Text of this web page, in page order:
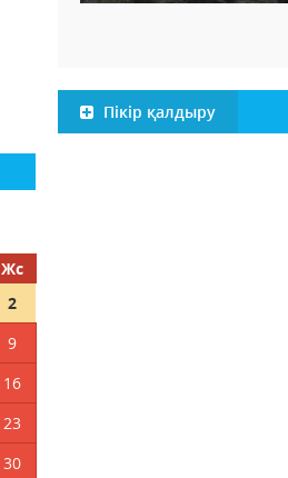
Жс
2
9
16
23
30
Пікір қалдыру